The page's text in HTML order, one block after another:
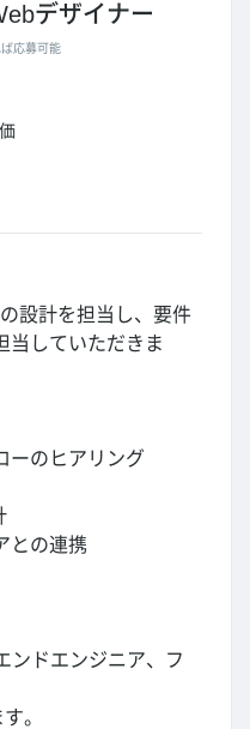
デザイナー
応募可能
設計を担当し、要件
当していただきま
ーのヒアリング
との連携
ンドエンジニア、フ
。